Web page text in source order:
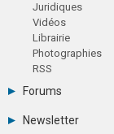
Presse
Juridiques
Vidéos
Librairie
Photographies
RSS
Forums
Tous les forums
Newsletter